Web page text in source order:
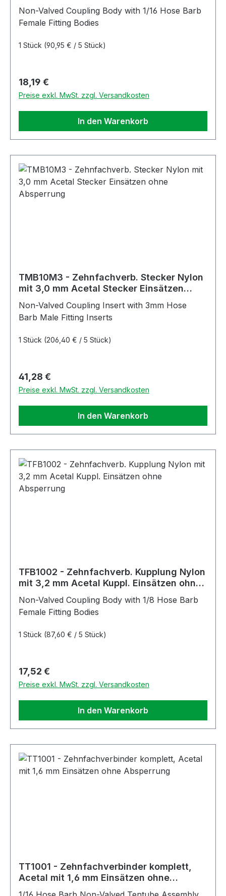
Non-Valved Coupling Body with 1/16 Hose Barb
Female Fitting Bodies
1 Stück (90,95 € / 5 Stück)
Regulärer Preis:
18,19 €
Preise exkl. MwSt. zzgl. Versandkosten
In den Warenkorb
TMB10M3 - Zehnfachverb. Stecker Nylon
mit 3,0 mm Acetal Stecker Einsätzen
Non-Valved Coupling Insert with 3mm Hose
Barb Male Fitting Inserts
1 Stück (206,40 € / 5 Stück)
Regulärer Preis:
41,28 €
Preise exkl. MwSt. zzgl. Versandkosten
In den Warenkorb
TFB1002 - Zehnfachverb. Kupplung Nylon
mit 3,2 mm Acetal Kuppl. Einsätzen ohne
Non-Valved Coupling Body with 1/8 Hose Barb
Female Fitting Bodies
1 Stück (87,60 € / 5 Stück)
Regulärer Preis:
17,52 €
Preise exkl. MwSt. zzgl. Versandkosten
In den Warenkorb
TT1001 - Zehnfachverbinder komplett,
Acetal mit 1,6 mm Einsätzen ohne